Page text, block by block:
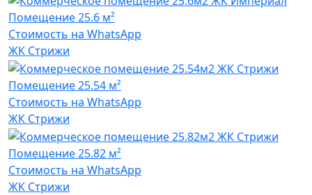
Помещение25.6 м²
Стоимость на WhatsApp
ЖК Стрижи
Помещение25.54 м²
Стоимость на WhatsApp
ЖК Стрижи
Помещение25.82 м²
Стоимость на WhatsApp
ЖК Стрижи